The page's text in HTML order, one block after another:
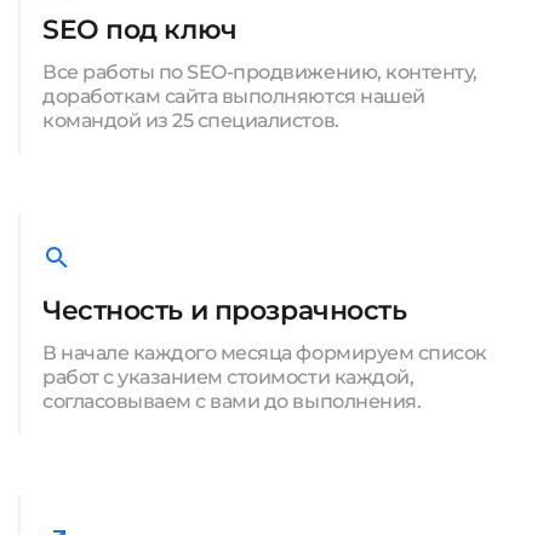
SEO под ключ
Все работы по SEO-продвижению, контенту,
доработкам сайта выполняются нашей
командой из 25 специалистов.
Честность и прозрачность
В начале каждого месяца формируем список
работ с указанием стоимости каждой,
согласовываем с вами до выполнения.